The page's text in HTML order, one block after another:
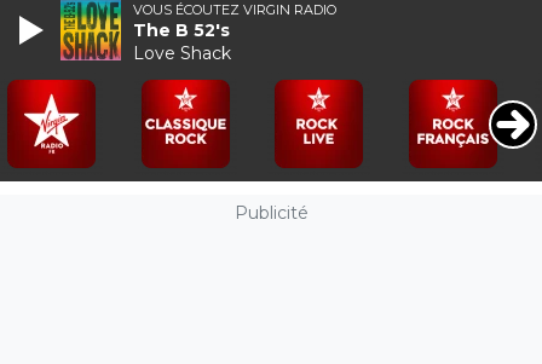
Publicité
VOUS ÉCOUTEZ VIRGIN RADIO
The B 52's
Love Shack